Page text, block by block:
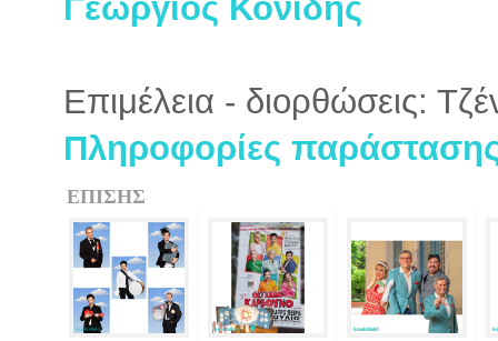
Γεώργιος Κονίδης
Επιμέλεια - διορθώσεις:
Πληροφορίες παράστασης
ΕΠΙΣΗΣ